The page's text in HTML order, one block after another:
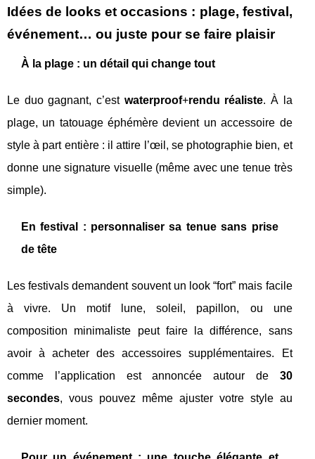
Idées de looks et occasions : plage, festival,
événement… ou juste pour se faire plaisir
À la plage : un détail qui change tout
Le duo gagnant, c’est waterproof+rendu réaliste. À la
plage, un tatouage éphémère devient un accessoire de
style à part entière : il attire l’œil, se photographie bien, et
donne une signature visuelle (même avec une tenue très
simple).
En festival : personnaliser sa tenue sans prise
de tête
Les festivals demandent souvent un look “fort” mais facile
à vivre. Un motif lune, soleil, papillon, ou une
composition minimaliste peut faire la différence, sans
avoir à acheter des accessoires supplémentaires. Et
comme l’application est annoncée autour de 30
secondes, vous pouvez même ajuster votre style au
dernier moment.